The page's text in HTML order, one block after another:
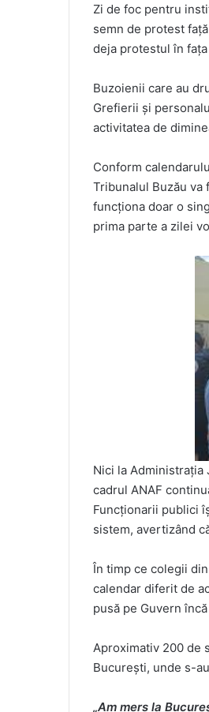
Zi de foc pentru
semn de protest
deja protestul în
Buzoienii care au
Grefierii și
activitatea de
Conform
Tribunalul Buzău
funcționa doar o
prima parte a zilei
Nici la Administrația
cadrul ANAF
Funcționarii publici
sistem, avertizând
În timp ce colegii
calendar diferit de
pusă pe Guvern
Aproximativ 200 de
București, unde s-
„Am mers la